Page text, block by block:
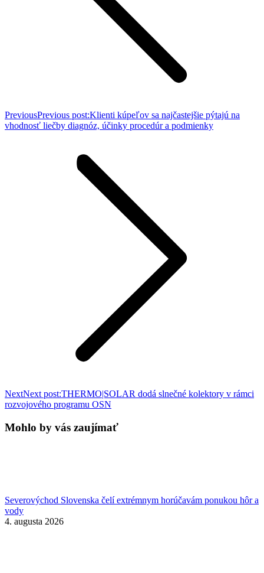
PreviousPrevious post:Klienti kúpeľov sa najčastejšie pýtajú na
vhodnosť liečby diagnóz, účinky procedúr a podmienky
NextNext post:THERMO|SOLAR dodá slnečné kolektory v rámci
rozvojového programu OSN
Mohlo by vás zaujímať
Severovýchod Slovenska čelí extrémnym horúčavám ponukou hôr a
vody
4. augusta 2026